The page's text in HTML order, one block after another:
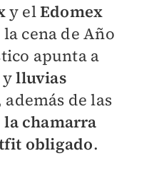
y elEdomex
cena de Año
apunta a
ylluvias
además de las
la chamarra
obligado.